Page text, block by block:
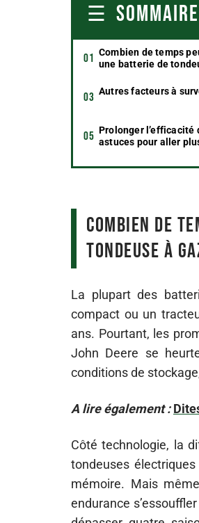
SOMMAIRE
Combien de temps
une batterie de
Autres facteurs à
Prolonger l’efficacité
astuces pour aller
Combien de
tondeuse à
La plupart des
compact ou un
ans. Pourtant, les
John Deere se
conditions de
A lire également :
Côté technologie, la
tondeuses
mémoire. Mais
endurance